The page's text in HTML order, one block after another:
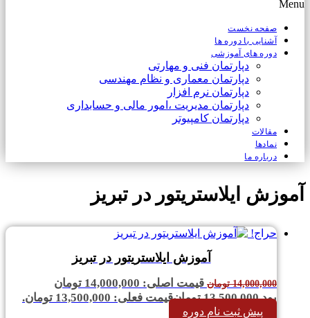
Menu
صفحه نخست
آشنایی با دوره ها
دوره های آموزشی
دپارتمان فنی و مهارتی
دپارتمان معماری و نظام مهندسی
دپارتمان نرم افزار
دپارتمان مدیریت ،امور مالی و حسابداری
دپارتمان کامپیوتر
مقالات
نمادها
درباره ما
آموزش ایلاستریتور در تبریز
حراج!
آموزش ایلاستریتور در تبریز
14,000,000 تومان
قیمت اصلی: 14,000,000 تومان
بود.13,500,000 تومانقیمت فعلی: 13,500,000 تومان.
پیش ثبت نام دوره